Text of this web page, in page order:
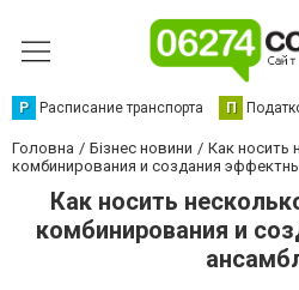
Р Расписание транспорта П
Головна Бізнес новини
Как носить
комбинирования и создания
Как носить
комбинирования и